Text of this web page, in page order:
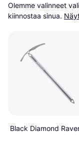
Olemme valinneet
kiinnostaa sinua.
Black Diamond